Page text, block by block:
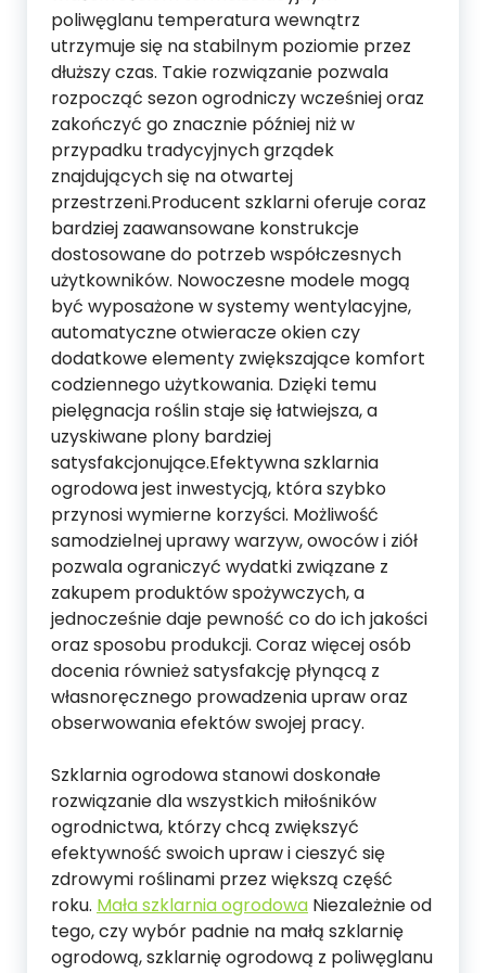
poliwęglanu temperatura wewnątrz
utrzymuje się na stabilnym poziomie przez
dłuższy czas. Takie rozwiązanie pozwala
rozpocząć sezon ogrodniczy wcześniej oraz
zakończyć go znacznie później niż w
przypadku tradycyjnych grządek
znajdujących się na otwartej
przestrzeni.Producent szklarni oferuje coraz
bardziej zaawansowane konstrukcje
dostosowane do potrzeb współczesnych
użytkowników. Nowoczesne modele mogą
być wyposażone w systemy wentylacyjne,
automatyczne otwieracze okien czy
dodatkowe elementy zwiększające komfort
codziennego użytkowania. Dzięki temu
pielęgnacja roślin staje się łatwiejsza, a
uzyskiwane plony bardziej
satysfakcjonujące.Efektywna szklarnia
ogrodowa jest inwestycją, która szybko
przynosi wymierne korzyści. Możliwość
samodzielnej uprawy warzyw, owoców i ziół
pozwala ograniczyć wydatki związane z
zakupem produktów spożywczych, a
jednocześnie daje pewność co do ich jakości
oraz sposobu produkcji. Coraz więcej osób
docenia również satysfakcję płynącą z
własnoręcznego prowadzenia upraw oraz
obserwowania efektów swojej pracy.
Szklarnia ogrodowa stanowi doskonałe
rozwiązanie dla wszystkich miłośników
ogrodnictwa, którzy chcą zwiększyć
efektywność swoich upraw i cieszyć się
zdrowymi roślinami przez większą część
roku. Mała szklarnia ogrodowa Niezależnie od
tego, czy wybór padnie na małą szklarnię
ogrodową, szklarnię ogrodową z poliwęglanu